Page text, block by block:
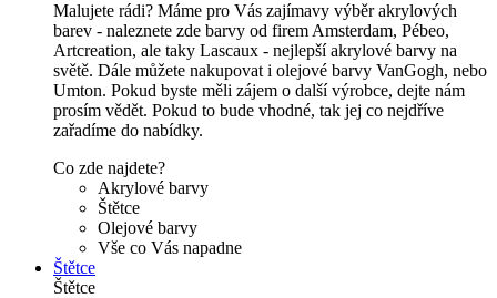
Malujete rádi? Máme pro Vás zajímavy výběr akrylových
barev - naleznete zde barvy od firem Amsterdam, Pébeo,
Artcreation, ale taky Lascaux - nejlepší akrylové barvy na
světě. Dále můžete nakupovat i olejové barvy VanGogh, nebo
Umton. Pokud byste měli zájem o další výrobce, dejte nám
prosím vědět. Pokud to bude vhodné, tak jej co nejdříve
zařadíme do nabídky.
Co zde najdete?
Akrylové barvy
Štětce
Olejové barvy
Vše co Vás napadne
Štětce
Štětce